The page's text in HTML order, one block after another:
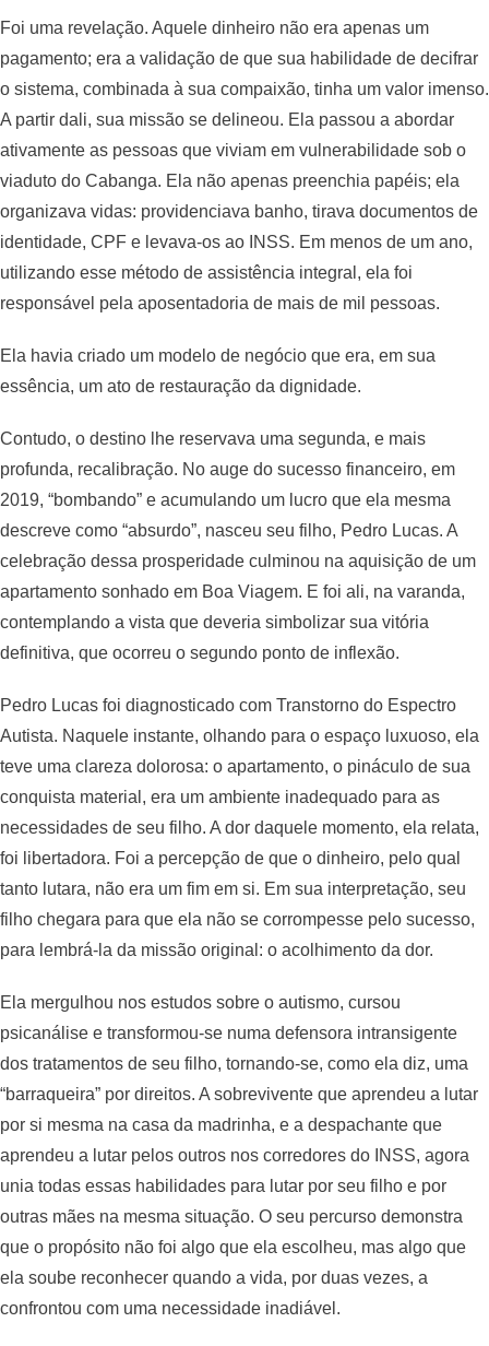
Foi uma revelação. Aquele dinheiro não era apenas um
pagamento; era a validação de que sua habilidade de decifrar
o sistema, combinada à sua compaixão, tinha um valor imenso.
A partir dali, sua missão se delineou. Ela passou a abordar
ativamente as pessoas que viviam em vulnerabilidade sob o
viaduto do Cabanga. Ela não apenas preenchia papéis; ela
organizava vidas: providenciava banho, tirava documentos de
identidade, CPF e levava-os ao INSS. Em menos de um ano,
utilizando esse método de assistência integral, ela foi
responsável pela aposentadoria de mais de mil pessoas.
Ela havia criado um modelo de negócio que era, em sua
essência, um ato de restauração da dignidade.
Contudo, o destino lhe reservava uma segunda, e mais
profunda, recalibração. No auge do sucesso financeiro, em
2019, “bombando” e acumulando um lucro que ela mesma
descreve como “absurdo”, nasceu seu filho, Pedro Lucas. A
celebração dessa prosperidade culminou na aquisição de um
apartamento sonhado em Boa Viagem. E foi ali, na varanda,
contemplando a vista que deveria simbolizar sua vitória
definitiva, que ocorreu o segundo ponto de inflexão.
Pedro Lucas foi diagnosticado com Transtorno do Espectro
Autista. Naquele instante, olhando para o espaço luxuoso, ela
teve uma clareza dolorosa: o apartamento, o pináculo de sua
conquista material, era um ambiente inadequado para as
necessidades de seu filho. A dor daquele momento, ela relata,
foi libertadora. Foi a percepção de que o dinheiro, pelo qual
tanto lutara, não era um fim em si. Em sua interpretação, seu
filho chegara para que ela não se corrompesse pelo sucesso,
para lembrá-la da missão original: o acolhimento da dor.
Ela mergulhou nos estudos sobre o autismo, cursou
psicanálise e transformou-se numa defensora intransigente
dos tratamentos de seu filho, tornando-se, como ela diz, uma
“barraqueira” por direitos. A sobrevivente que aprendeu a lutar
por si mesma na casa da madrinha, e a despachante que
aprendeu a lutar pelos outros nos corredores do INSS, agora
unia todas essas habilidades para lutar por seu filho e por
outras mães na mesma situação. O seu percurso demonstra
que o propósito não foi algo que ela escolheu, mas algo que
ela soube reconhecer quando a vida, por duas vezes, a
confrontou com uma necessidade inadiável.